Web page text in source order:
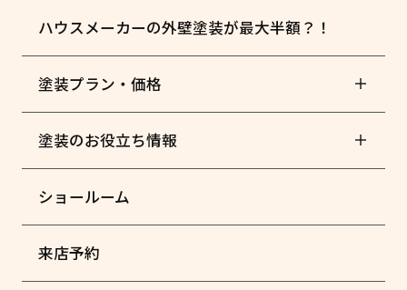
ハウスメーカーの外壁塗装が最大半額？！
塗装プラン・価格
塗装のお役立ち情報
ショールーム
来店予約